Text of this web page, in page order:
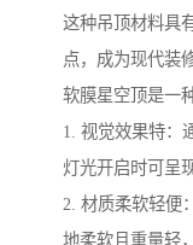
这种吊顶材料具
点，成为现代装
软膜星空顶是一
1. 视觉效果特：
灯光开启时可呈
2. 材质柔软轻便
地柔软且重量轻